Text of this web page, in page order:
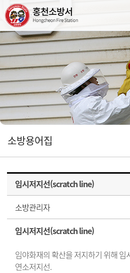
소방용어집
임시저지선(scratch line)
소방관리자
임시저지선(scratch line)
임야화재의 확산을 저지하기 위해 임
연소저지선.